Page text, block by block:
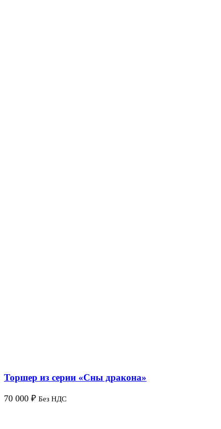
Торшер из серии «Сны дракона»
70 000 ₽ Без НДС